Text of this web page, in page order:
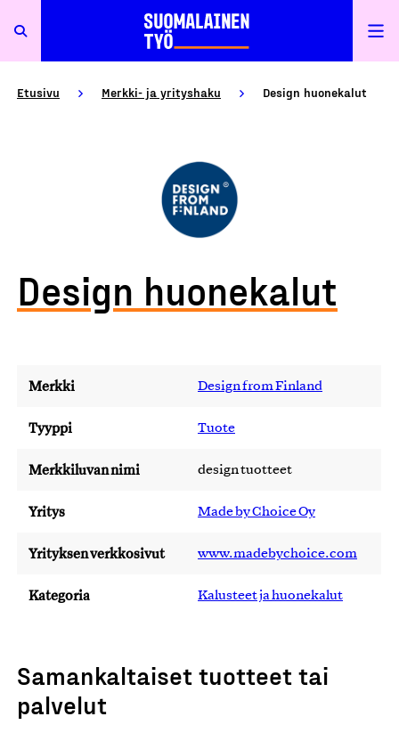
Etusivu Merkki- ja yrityshaku Design huonekalut
Design huonekalut
Merkki Design from Finland
Tyyppi Tuote
Merkkiluvan nimi design tuotteet
Yritys Made by Choice Oy
Yrityksen verkkosivut www.madebychoice.com
Kategoria Kalusteet ja huonekalut
Samankaltaiset tuotteet tai
palvelut